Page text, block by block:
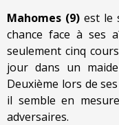
Mahomes (9) est le
chance face à ses
seulement cinq
jour dans un
Deuxième lors de
il semble en
adversaires.